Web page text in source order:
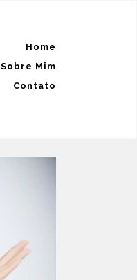
Home
Sobre Mim
Contato